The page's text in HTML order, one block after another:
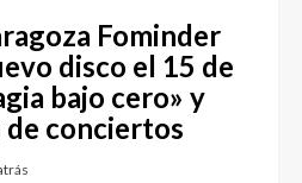
Fominder
disco el 15 de
bajo cero» y
de conciertos